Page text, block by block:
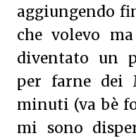
aggiungendo
che volevo
diventato un
per farne dei
minuti (va bè
mi sono